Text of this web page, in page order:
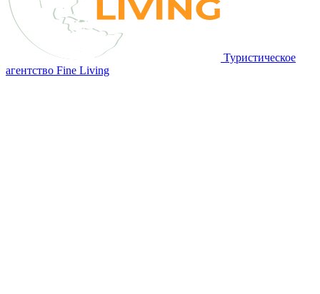
Туристическое
агентство Fine Living